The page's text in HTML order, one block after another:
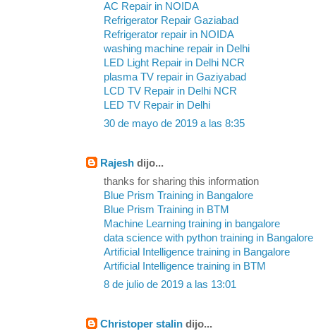
AC Repair in NOIDA
Refrigerator Repair Gaziabad
Refrigerator repair in NOIDA
washing machine repair in Delhi
LED Light Repair in Delhi NCR
plasma TV repair in Gaziyabad
LCD TV Repair in Delhi NCR
LED TV Repair in Delhi
30 de mayo de 2019 a las 8:35
Rajesh dijo...
thanks for sharing this information
Blue Prism Training in Bangalore
Blue Prism Training in BTM
Machine Learning training in bangalore
data science with python training in Bangalore
Artificial Intelligence training in Bangalore
Artificial Intelligence training in BTM
8 de julio de 2019 a las 13:01
Christoper stalin dijo...